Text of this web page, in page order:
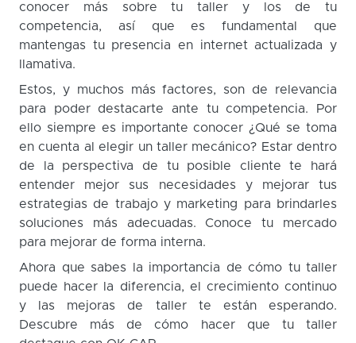
conocer más sobre tu taller y los de tu
competencia, así que es fundamental que
mantengas tu presencia en internet actualizada y
llamativa.
Estos, y muchos más factores, son de relevancia
para poder destacarte ante tu competencia. Por
ello siempre es importante conocer ¿Qué se toma
en cuenta al elegir un taller mecánico? Estar dentro
de la perspectiva de tu posible cliente te hará
entender mejor sus necesidades y mejorar tus
estrategias de trabajo y marketing para brindarles
soluciones más adecuadas. Conoce tu mercado
para mejorar de forma interna.
Ahora que sabes la importancia de cómo tu taller
puede hacer la diferencia, el crecimiento continuo
y las mejoras de taller te están esperando.
Descubre más de cómo hacer que tu taller